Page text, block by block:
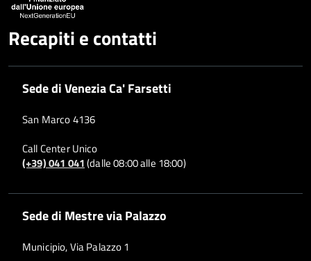
Recapiti e contatti
Sede di Venezia Ca' Farsetti
San Marco 4136
Call Center Unico
(+39) 041 041(dalle 08:00 alle 18:00)
Sede di Mestre via Palazzo
Municipio, Via Palazzo 1